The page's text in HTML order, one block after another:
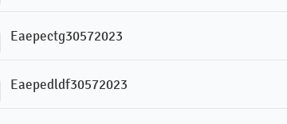
Eaepectg30572023
Eaepedldf30572023